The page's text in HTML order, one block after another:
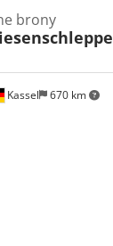
Kassel 670 km
brony